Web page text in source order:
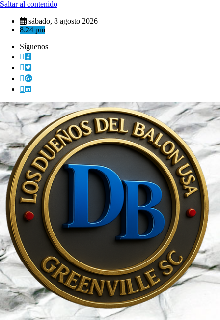
Saltar al contenido
sábado, 8 agosto 2026
8:24 pm
Síguenos